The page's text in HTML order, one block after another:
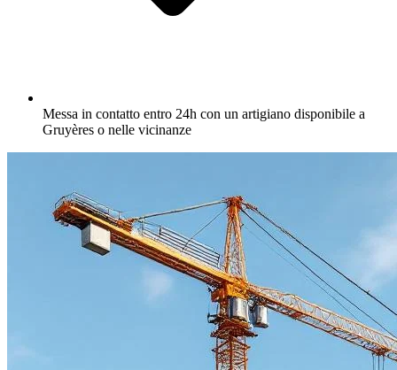
Messa in contatto entro 24h con un artigiano disponibile a
Gruyères o nelle vicinanze